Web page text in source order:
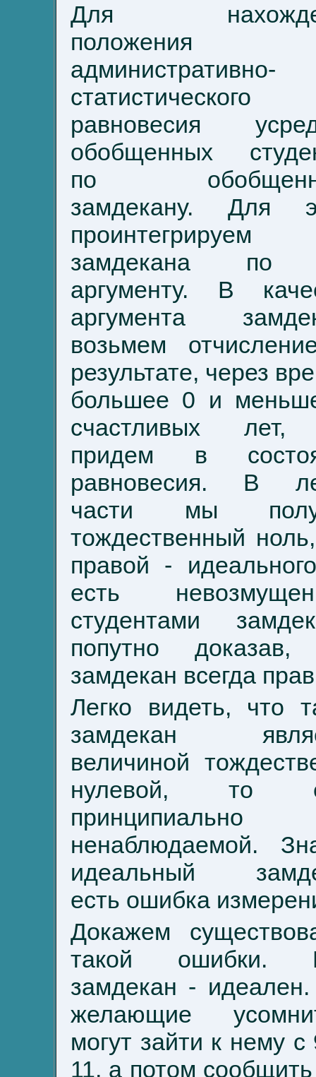
Для
положения
административно-
статистического
равновесия
обобщенных
по
замдекану. Для
проинтегрируем
замдекана по
аргументу. В
аргумента
возьмем
результате, через
большее 0 и
счастливых
придем в
равновесия. В
части мы
тождественный
правой -
есть
студентами
попутно доказав,
замдекан всегда
Легко видеть, что
замдекан
величиной
нулевой, то
принципиально
ненаблюдаемой.
идеальный
есть ошибка
Докажем
такой ошибки.
замдекан -
желающие
могут зайти к нему с
11, а потом